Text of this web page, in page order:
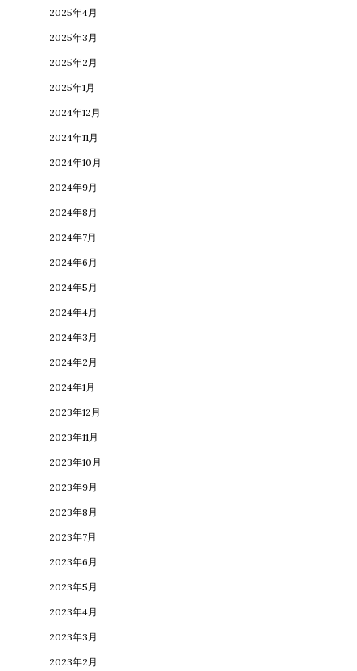
2025年4月
2025年3月
2025年2月
2025年1月
2024年12月
2024年11月
2024年10月
2024年9月
2024年8月
2024年7月
2024年6月
2024年5月
2024年4月
2024年3月
2024年2月
2024年1月
2023年12月
2023年11月
2023年10月
2023年9月
2023年8月
2023年7月
2023年6月
2023年5月
2023年4月
2023年3月
2023年2月